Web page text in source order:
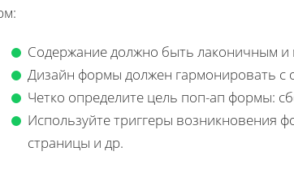
Содержание должно быть лаконичным и
Дизайн формы должен гармонировать с
Четко определите цель поп-ап формы:
Используйте триггеры возникновения
страницы и др.